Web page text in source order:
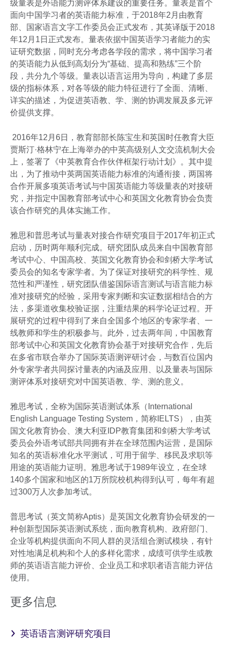
级量表是外语能力测评体系建设的重要任务。量表是首个
面向中国学习者的英语能力标准，于2018年2月由教育
部、国家语言文字工作委员会正式发布，其英译版于2018
年12月1日正式发布。量表依据中国英语学习者能力的实
证研究数据，同时充分考虑各学段的需求，将中国学习者
的英语能力从低到高划分为“基础、提高和熟练”三个阶
段，共分九个等级。量表以语言运用为导向，构建了多层
级的指标体系，对各等级的能力特征进行了全面、清晰、
详实的描述，为促进英语教、学、测的协调发展及多元评
价提供支撑。
2016年12月6日，教育部部长陈宝生和英国时任教育大臣
贾斯汀·格林宁在上海举办的中英高级别人文交流机制大会
上，签署了《中英教育合作伙伴框架行动计划》。其中提
出，为了推动中英两国英语能力标准的沟通衔接，两国将
合作开展多项英语考试与中国英语能力等级量表的对接研
究，并指定中国教育部考试中心和英国文化教育协会负责
该合作研究的具体实施工作。
雅思和普思考试与量表对接合作研究项目于2017年初正式
启动，历时两年顺利完成。研究团队成员来自中国教育部
考试中心、中国高校、英国文化教育协会和剑桥大学考试
委员会的知名专家学者。为了保证对接研究的科学性、规
范性和严谨性，研究团队借鉴国际语言测试与语言能力标
准对接研究的经验，采用专家判断和实证数据相结合的方
法，多渠道收集校验证据，注重结果的科学论证过程。开
展研究的过程中得到了来自全国多个地区的专家学者、一
线教师和学生的积极参与。此外，过去两年间，中国教育
部考试中心和英国文化教育协会基于对接研究合作，先后
在多省市联合举办了国际英语测评研讨会，与数百位国内
外专家学者共同探讨量表的内涵及应用、以及量表与国际
测评体系对接研究对中国英语教、学、测的意义。
雅思考试，全称为国际英语测试体系（International
English Language Testing System，简称IELTS），由英
国文化教育协会、澳大利亚IDP教育集团和剑桥大学考试
委员会外语考试部共同拥有并在全球范围内运营，是国际
知名的英语标准化水平测试，可用于留学、移民及求职等
用途的英语能力证明。雅思考试于1989年设立，在全球
140多个国家和地区的1万所院校机构得到认可，每年有超
过300万人次参加考试。
普思考试（英文简称Aptis）是英国文化教育协会研发的一
种创新型国际英语测试系统，面向教育机构、政府部门、
企业等机构提供面向不同人群的灵活组合测试模块，有针
对性地满足机构和个人的多样化需求，成绩可供学生或教
师的英语语言能力评价、企业员工和求职者语言能力评估
使用。
更多信息
英语语言测评研究项目